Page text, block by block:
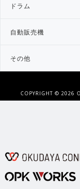
ドラム
自動販売機
その他
COPYRIGHT © 2026